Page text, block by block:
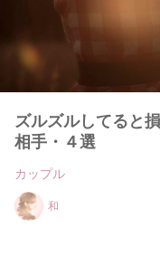
ズルズルしてると
相手・４選
カップル
和